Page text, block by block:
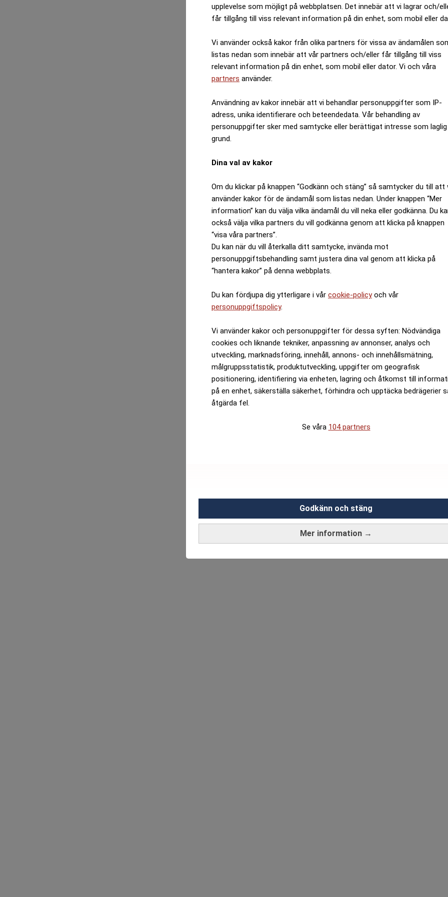
upplevelse som möjligt på webbplatsen. Det innebär att vi lagrar och/
får tillgång till viss relevant information på din enhet, som mobil eller
Vi använder också kakor från olika partners för vissa av ändamålen
listas nedan som innebär att vår partners och/eller får tillgång till viss
relevant information på din enhet, som mobil eller dator. Vi och våra
partners använder.
Användning av kakor innebär att vi behandlar personuppgifter som IP-
adress, unika identifierare och beteendedata. Vår behandling av
personuppgifter sker med samtycke eller berättigat intresse som laglig
grund.
Dina val av kakor
Om du klickar på knappen “Godkänn och stäng” så samtycker du till att
använder kakor för de ändamål som listas nedan. Under knappen “Mer
information” kan du välja vilka ändamål du vill neka eller godkänna. Du
också välja vilka partners du vill godkänna genom att klicka på knappen
“visa våra partners”.
Du kan när du vill återkalla ditt samtycke, invända mot
personuppgiftsbehandling samt justera dina val genom att klicka på
“hantera kakor” på denna webbplats.
Du kan fördjupa dig ytterligare i vår cookie-policyoch vår
personuppgiftspolicy.
Vi använder kakor och personuppgifter för dessa syften: Nödvändiga
cookies och liknande tekniker, anpassning av annonser, analys och
utveckling, marknadsföring, innehåll, annons- och innehållsmätning,
målgruppsstatistik, produktutveckling, uppgifter om geografisk
positionering, identifiering via enheten, lagring och åtkomst till
på en enhet, säkerställa säkerhet, förhindra och upptäcka bedrägerier
åtgärda fel.
Se våra 104 partners
Mer information →
Godkänn och stäng